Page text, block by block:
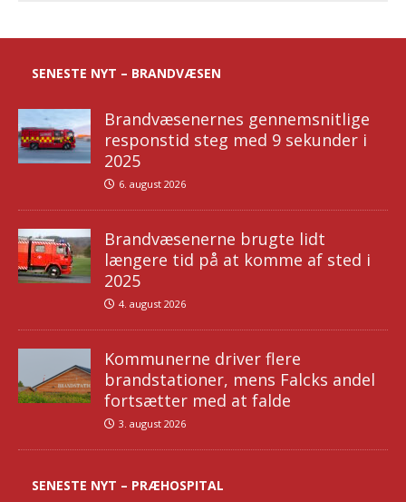
SENESTE NYT – BRANDVÆSEN
Brandvæsenernes gennemsnitlige
responstid steg med 9 sekunder i
2025
6. august 2026
Brandvæsenerne brugte lidt
længere tid på at komme af sted i
2025
4. august 2026
Kommunerne driver flere
brandstationer, mens Falcks andel
fortsætter med at falde
3. august 2026
SENESTE NYT – PRÆHOSPITAL